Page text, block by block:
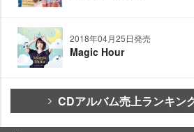
2018年04月25日発売
Magic Hour
CDアルバム売上ランキン